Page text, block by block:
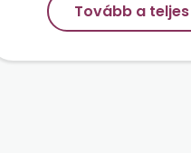
Tovább a